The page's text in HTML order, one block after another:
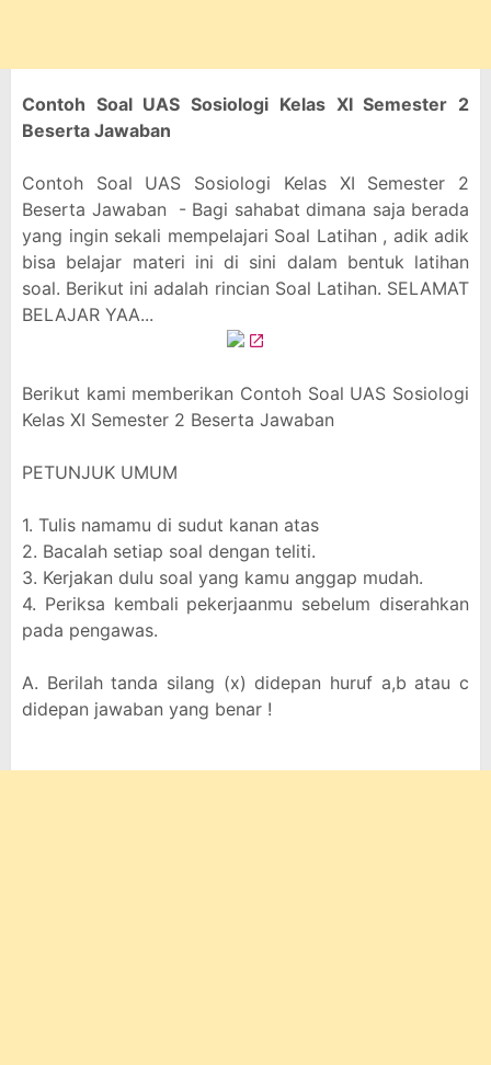
Contoh Soal UAS Sosiologi Kelas XI Semester 2
Beserta Jawaban
Contoh Soal UAS Sosiologi Kelas XI Semester 2
Beserta Jawaban - Bagi sahabat dimana saja berada
yang ingin sekali mempelajari Soal Latihan , adik adik
bisa belajar materi ini di sini dalam bentuk latihan
soal. Berikut ini adalah rincian Soal Latihan. SELAMAT
BELAJAR YAA...
Berikut kami memberikan Contoh Soal UAS Sosiologi
Kelas XI Semester 2 Beserta Jawaban
PETUNJUK UMUM
1. Tulis namamu di sudut kanan atas
2. Bacalah setiap soal dengan teliti.
3. Kerjakan dulu soal yang kamu anggap mudah.
4. Periksa kembali pekerjaanmu sebelum diserahkan
pada pengawas.
A. Berilah tanda silang (x) didepan huruf a,b atau c
didepan jawaban yang benar !